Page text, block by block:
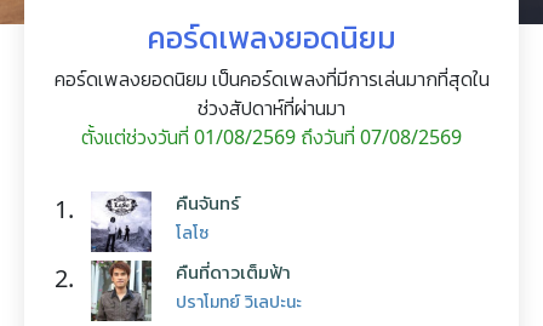
คอร์ดเพลงยอดนิยม
คอร์ดเพลงยอดนิยม เป็นคอร์ดเพลงที่มีการเล่นมากที่สุดใน
ช่วงสัปดาห์ที่ผ่านมา
ตั้งแต่ช่วงวันที่ 01/08/2569 ถึงวันที่ 07/08/2569
1. คืนจันทร์
โลโซ
2. คืนที่ดาวเต็มฟ้า
ปราโมทย์ วิเลปะนะ